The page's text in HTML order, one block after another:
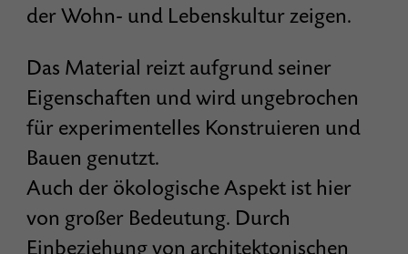
der Wohn- und Lebenskultur zeigen.
Das Material reizt aufgrund seiner
Eigenschaften und wird ungebrochen
für experimentelles Konstruieren und
Bauen genutzt.
Auch der ökologische Aspekt ist hier
von großer Bedeutung. Durch
Einbeziehung von architektonischen